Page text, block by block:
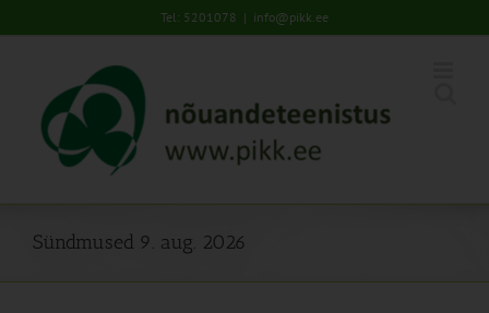
to
Tel: 5201078 | info@pikk.ee
Sündmused 9. aug. 2026